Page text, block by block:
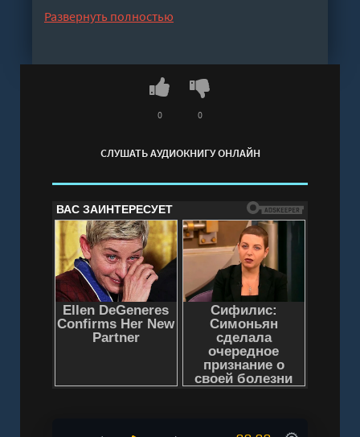
Развернуть полностью
СЛУШАТЬ АУДИОКНИГУ ОНЛАЙН
0 0